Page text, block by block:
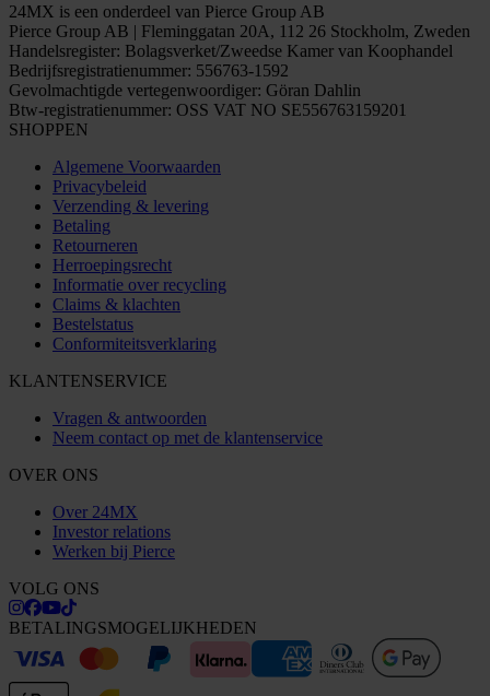
24MX is een onderdeel van Pierce Group AB
Pierce Group AB | Fleminggatan 20A, 112 26 Stockholm, Zweden
Handelsregister: Bolagsverket/Zweedse Kamer van Koophandel
Bedrijfsregistratienummer: 556763-1592
Gevolmachtigde vertegenwoordiger: Göran Dahlin
Btw-registratienummer: OSS VAT NO SE556763159201
SHOPPEN
Algemene Voorwaarden
Privacybeleid
Verzending & levering
Betaling
Retourneren
Herroepingsrecht
Informatie over recycling
Claims & klachten
Bestelstatus
Conformiteitsverklaring
KLANTENSERVICE
Vragen & antwoorden
Neem contact op met de klantenservice
OVER ONS
Over 24MX
Investor relations
Werken bij Pierce
VOLG ONS
BETALINGSMOGELIJKHEDEN